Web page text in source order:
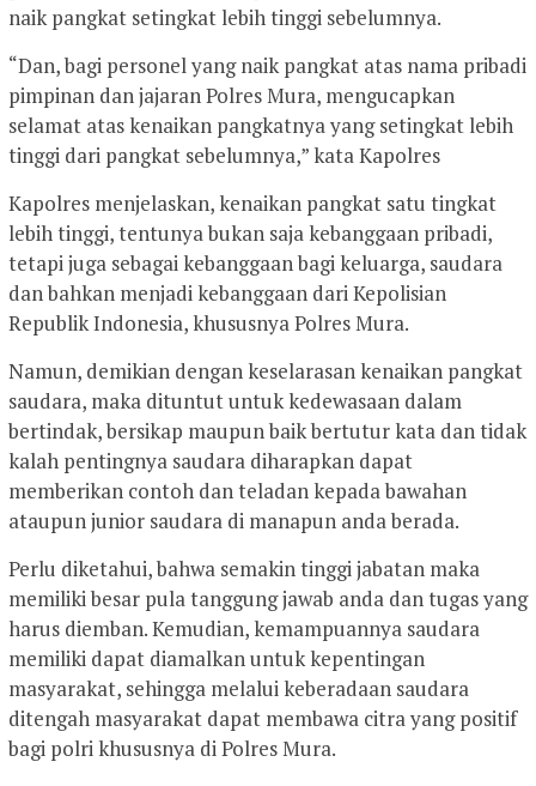
naik pangkat setingkat lebih tinggi sebelumnya.
“Dan, bagi personel yang naik pangkat atas nama pribadi
pimpinan dan jajaran Polres Mura, mengucapkan
selamat atas kenaikan pangkatnya yang setingkat lebih
tinggi dari pangkat sebelumnya,” kata Kapolres
Kapolres menjelaskan, kenaikan pangkat satu tingkat
lebih tinggi, tentunya bukan saja kebanggaan pribadi,
tetapi juga sebagai kebanggaan bagi keluarga, saudara
dan bahkan menjadi kebanggaan dari Kepolisian
Republik Indonesia, khususnya Polres Mura.
Namun, demikian dengan keselarasan kenaikan pangkat
saudara, maka dituntut untuk kedewasaan dalam
bertindak, bersikap maupun baik bertutur kata dan tidak
kalah pentingnya saudara diharapkan dapat
memberikan contoh dan teladan kepada bawahan
ataupun junior saudara di manapun anda berada.
Perlu diketahui, bahwa semakin tinggi jabatan maka
memiliki besar pula tanggung jawab anda dan tugas yang
harus diemban. Kemudian, kemampuannya saudara
memiliki dapat diamalkan untuk kepentingan
masyarakat, sehingga melalui keberadaan saudara
ditengah masyarakat dapat membawa citra yang positif
bagi polri khususnya di Polres Mura.